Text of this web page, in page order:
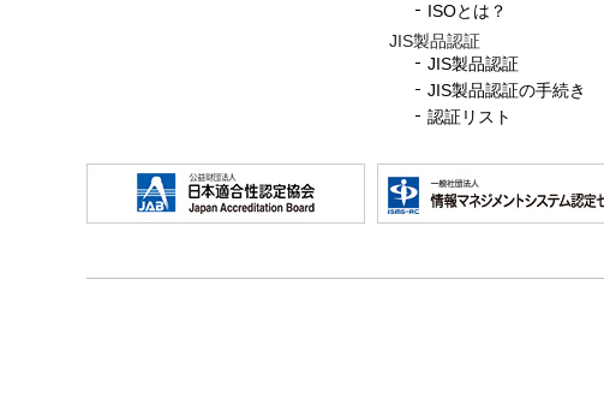
ISOとは？
JIS製品認証
JIS製品認証
JIS製品認証の手続き
認証リスト